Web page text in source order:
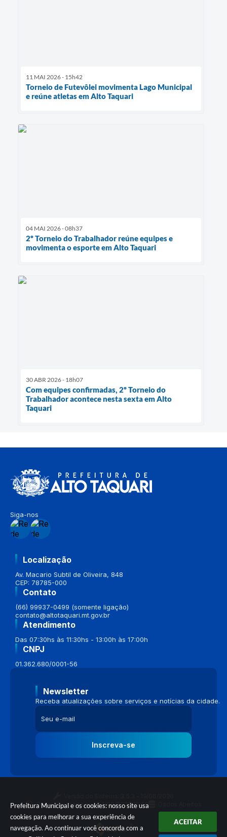
Prefeitura Municipal e os cookies: nosso site usa
cookies para melhorar a sua experiência de
navegação. Ao continuar você concorda com a
ACEITAR
11 MAI 2026 - 15h42
Torneio de Futevôlei movimenta Lago Municipal
e reúne atletas em Alto Taquari
04 MAI 2026 - 08h37
2º Torneio do Trabalhador reúne equipes e
movimenta o esporte em Alto Taquari
30 ABR 2026 - 18h07
Com equipes confirmadas, 2º Torneio do
Trabalhador acontece nesta sexta em Alto
Taquari
Siga-nos
Localização
Av. Macario Subtil de Oliveira, 848
CEP: 78785-000
Contato
(66) 99937-0499 (somente ligação)
contato@altotaquari.mt.gov.br
Atendimento
Das 07:30hs às 11:30hs - 13:00h às 17:00h
CNPJ
01.362.680/0001-56
Newsletter
Receba atualizações sobre serviços e notícias da cidade.
Inscreva-se
Portal atualizado em:04/08/2026 16:58